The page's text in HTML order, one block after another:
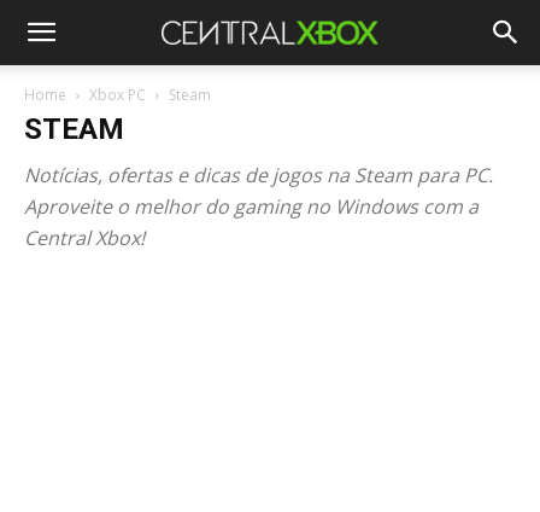
Home Xbox PC Steam
STEAM
Notícias, ofertas e dicas de jogos na Steam para PC.
Aproveite o melhor do gaming no Windows com a
Central Xbox!